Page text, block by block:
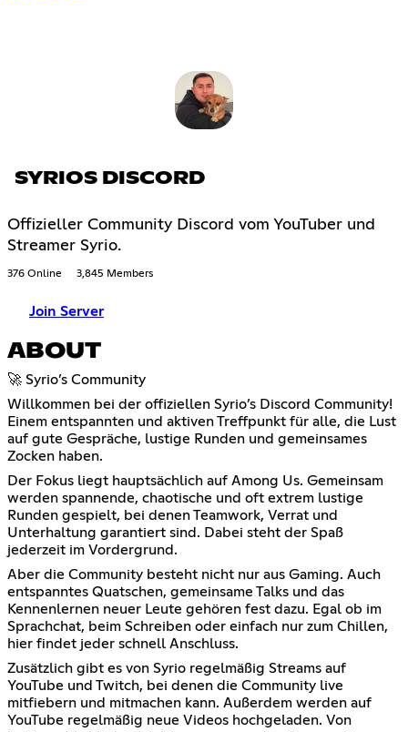
SYRIOS DISCORD
Offizieller Community Discord vom YouTuber und
Streamer Syrio.
376 Online 3,845 Members
Join Server
ABOUT
🚀 Syrio’s Community
Willkommen bei der offiziellen Syrio’s Discord Community!
Einem entspannten und aktiven Treffpunkt für alle, die Lust
auf gute Gespräche, lustige Runden und gemeinsames
Zocken haben.
Der Fokus liegt hauptsächlich auf Among Us. Gemeinsam
werden spannende, chaotische und oft extrem lustige
Runden gespielt, bei denen Teamwork, Verrat und
Unterhaltung garantiert sind. Dabei steht der Spaß
jederzeit im Vordergrund.
Aber die Community besteht nicht nur aus Gaming. Auch
entspanntes Quatschen, gemeinsame Talks und das
Kennenlernen neuer Leute gehören fest dazu. Egal ob im
Sprachchat, beim Schreiben oder einfach nur zum Chillen,
hier findet jeder schnell Anschluss.
Zusätzlich gibt es von Syrio regelmäßig Streams auf
YouTube und Twitch, bei denen die Community live
mitfiebern und mitmachen kann. Außerdem werden auf
YouTube regelmäßig neue Videos hochgeladen. Von